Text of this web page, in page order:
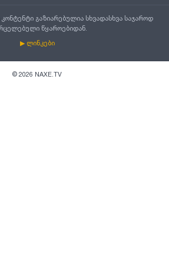
გაზიარებულია სხვადასხვა საჯაროდ
წყაროებიდან.
▶ ლინკები
© 2026 NAXE.TV